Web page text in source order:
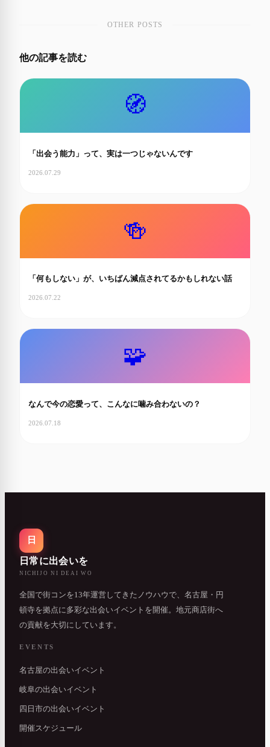
OTHER POSTS
他の記事を読む
🧭
「出会う能力」って、実は一つじゃないんです
2026.07.29
🍻
「何もしない」が、いちばん減点されてるかもしれない話
2026.07.22
🧩
なんで今の恋愛って、こんなに噛み合わないの？
2026.07.18
日
日常に出会いを
NICHIJO NI DEAI WO
全国で街コンを13年運営してきたノウハウで、名古屋・円
頓寺を拠点に多彩な出会いイベントを開催。地元商店街へ
の貢献を大切にしています。
EVENTS
名古屋の出会いイベント
岐阜の出会いイベント
四日市の出会いイベント
開催スケジュール